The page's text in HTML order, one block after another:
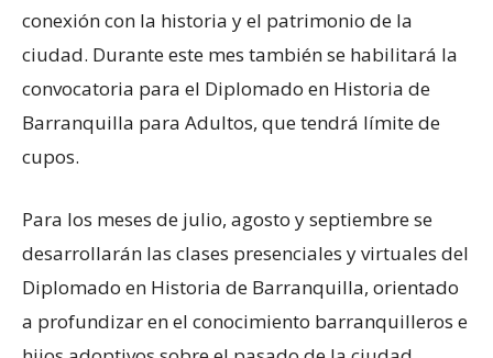
conexión con la historia y el patrimonio de la
ciudad. Durante este mes también se habilitará la
convocatoria para el Diplomado en Historia de
Barranquilla para Adultos, que tendrá límite de
cupos.
Para los meses de julio, agosto y septiembre se
desarrollarán las clases presenciales y virtuales del
Diplomado en Historia de Barranquilla, orientado
a profundizar en el conocimiento barranquilleros e